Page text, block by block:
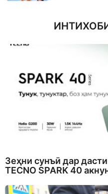
Зеҳни сунъӣ дар
TECNO SPARK 40